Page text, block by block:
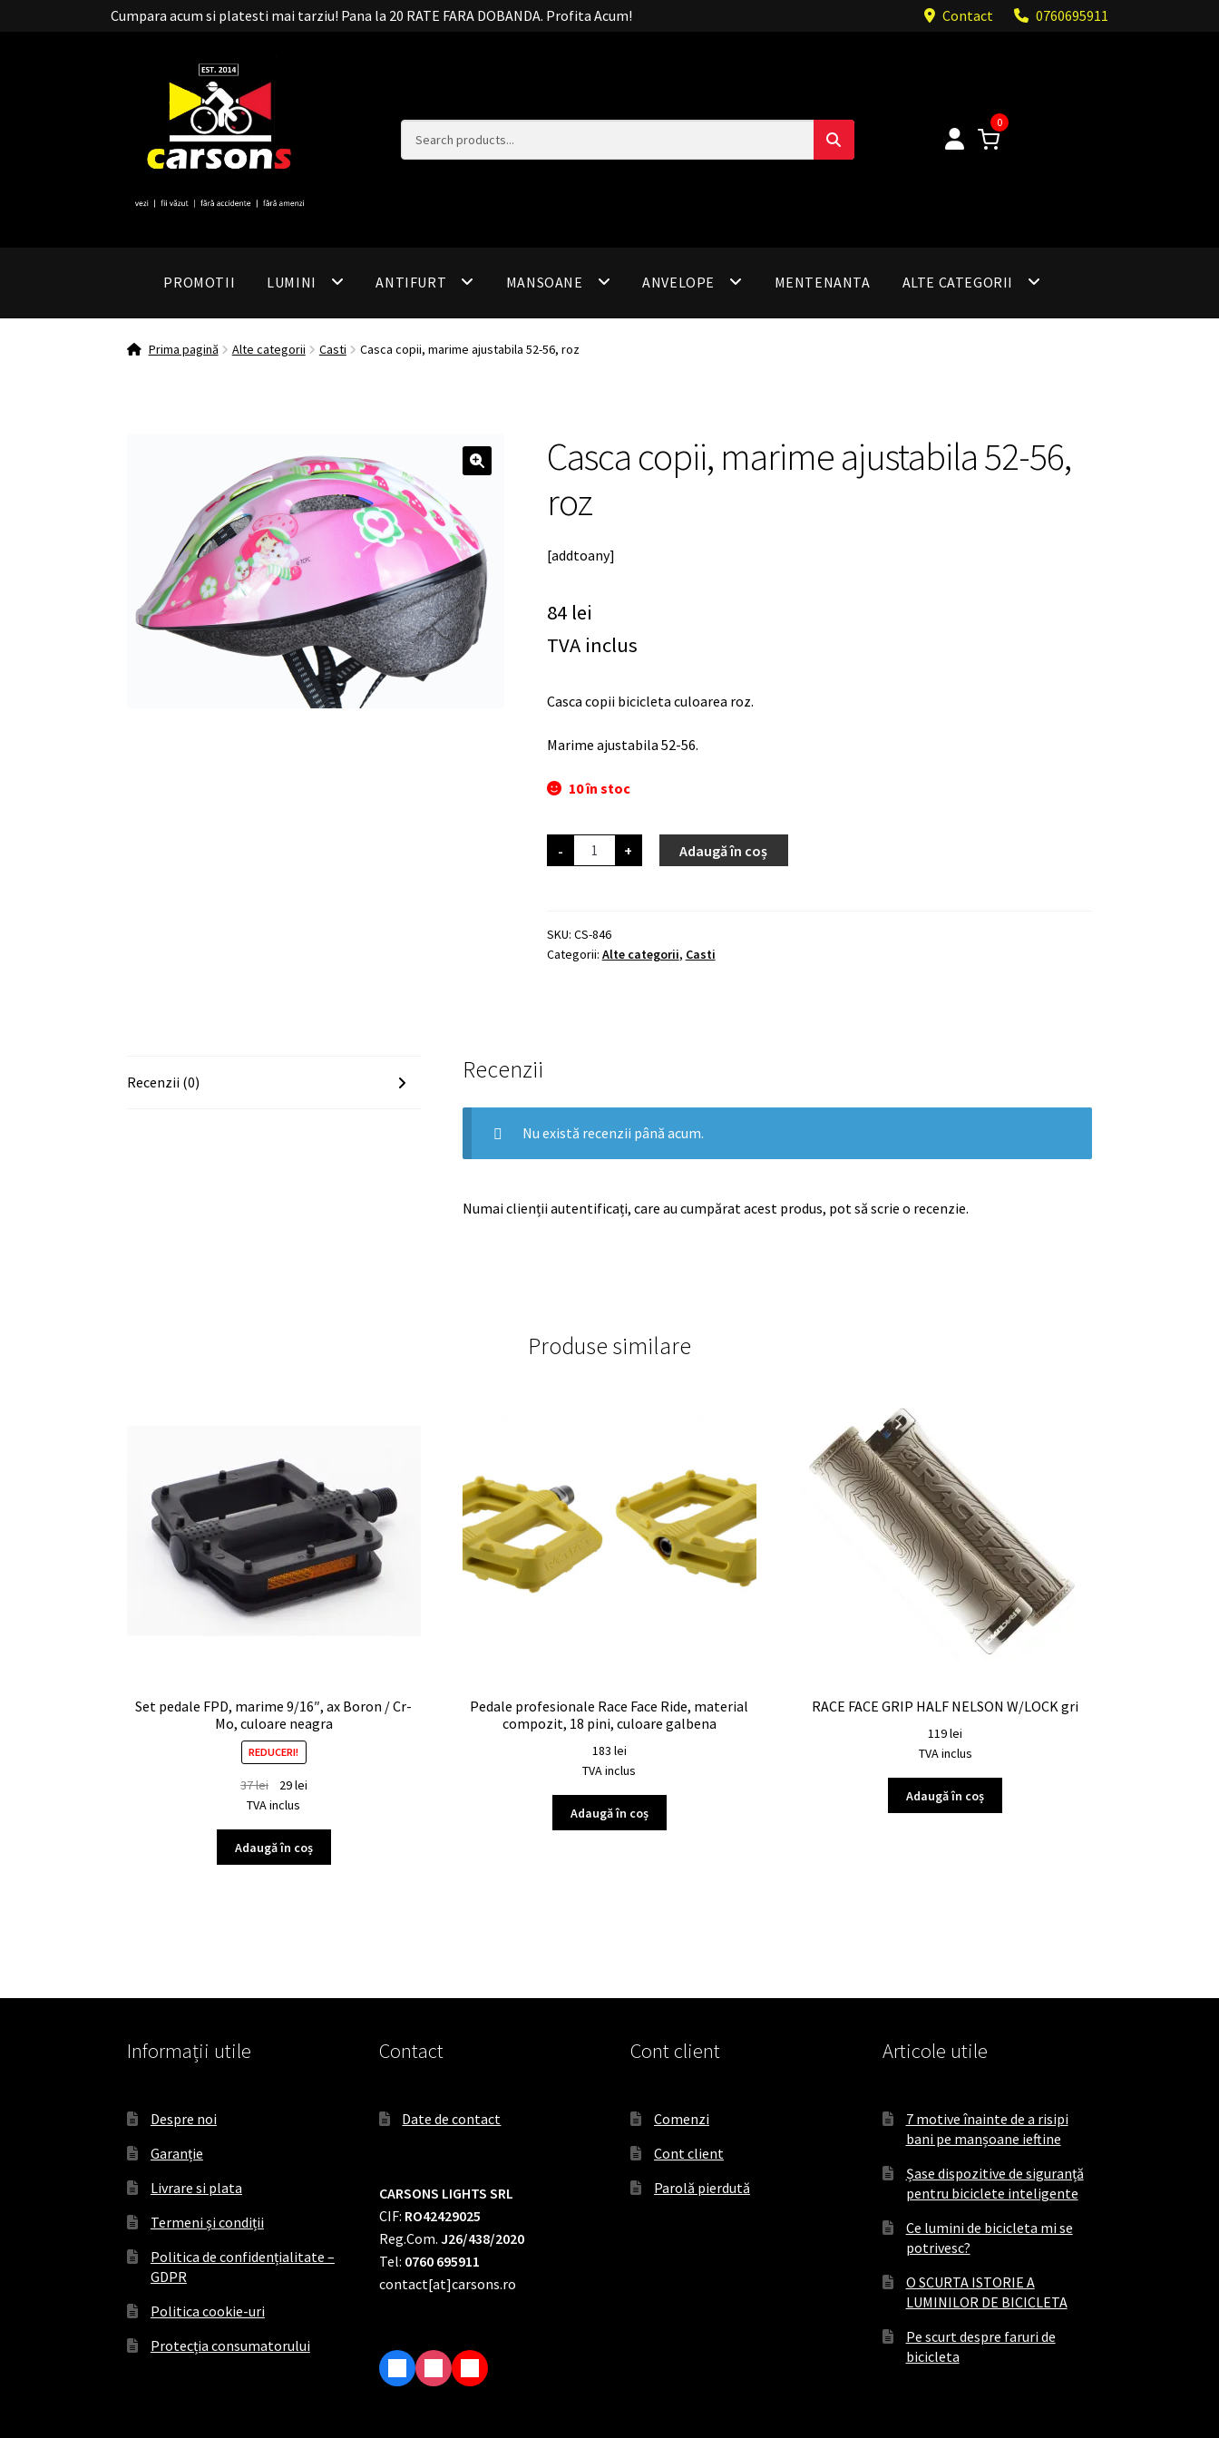
Cumpara acum si platesti mai tarziu! Pana la 20 RATE FARA DOBANDA. Profita Acum! Contact 0760695911
0
PROMOTII LUMINI ANTIFURT MANSOANE ANVELOPE MENTENANTA ALTE CATEGORII
Prima pagină Alte categorii Casti Casca copii, marime ajustabila 52-56, roz
Casca copii, marime ajustabila 52-56,
roz
[addtoany]
84 lei
TVA inclus
Casca copii bicicleta culoarea roz.
Marime ajustabila 52-56.
10 în stoc
-
Cantitate
Casca
copii,
56,
roz
+ Adaugă în coș
SKU: CS-846
Categorii: Alte categorii, Casti
Recenzii (0) Recenzii
Nu există recenzii până acum.
Numai clienții autentificați, care au cumpărat acest produs, pot să scrie o recenzie.
Produse similare
Set pedale FPD, marime 9/16″, ax Boron / Cr-
Mo, culoare neagra
REDUCERI!
37lei 29lei
TVA inclus
Adaugă în coș
Pedale profesionale Race Face Ride, material
compozit, 18 pini, culoare galbena
183 lei
TVA inclus
Adaugă în coș
RACE FACE GRIP HALF NELSON W/LOCK gri
119lei
TVA inclus
Adaugă în coș
Informații utile
Despre noi
Garanție
Livrare si plata
Termeni și condiții
Politica de confidențialitate –
GDPR
Politica cookie-uri
Protecția consumatorului
Contact
Date de contact
CARSONS LIGHTS SRL
CIF: RO42429025
Reg.Com. J26/438/2020
Tel: 0760 695911
contact[at]carsons.ro
F
I
T
Cont client
Comenzi
Cont client
Parolă pierdută
Articole utile
7 motive înainte de a risipi
bani pe manșoane ieftine
Șase dispozitive de siguranță
pentru biciclete inteligente
Ce lumini de bicicleta mi se
potrivesc?
O SCURTA ISTORIE A
LUMINILOR DE BICICLETA
Pe scurt despre faruri de
bicicleta